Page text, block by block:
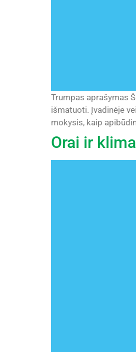
Trumpas aprašymas
išmatuoti. Įvadinėje
mokysis, kaip
Orai ir